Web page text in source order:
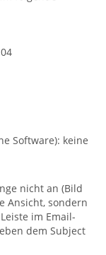
Software): keine
nicht an (Bild
Ansicht, sondern
im Email-
dem Subject